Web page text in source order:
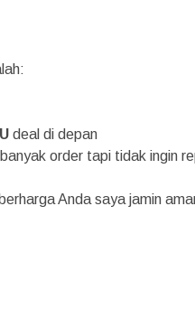
deal di depan
order tapi tidak ingin
Anda saya jamin